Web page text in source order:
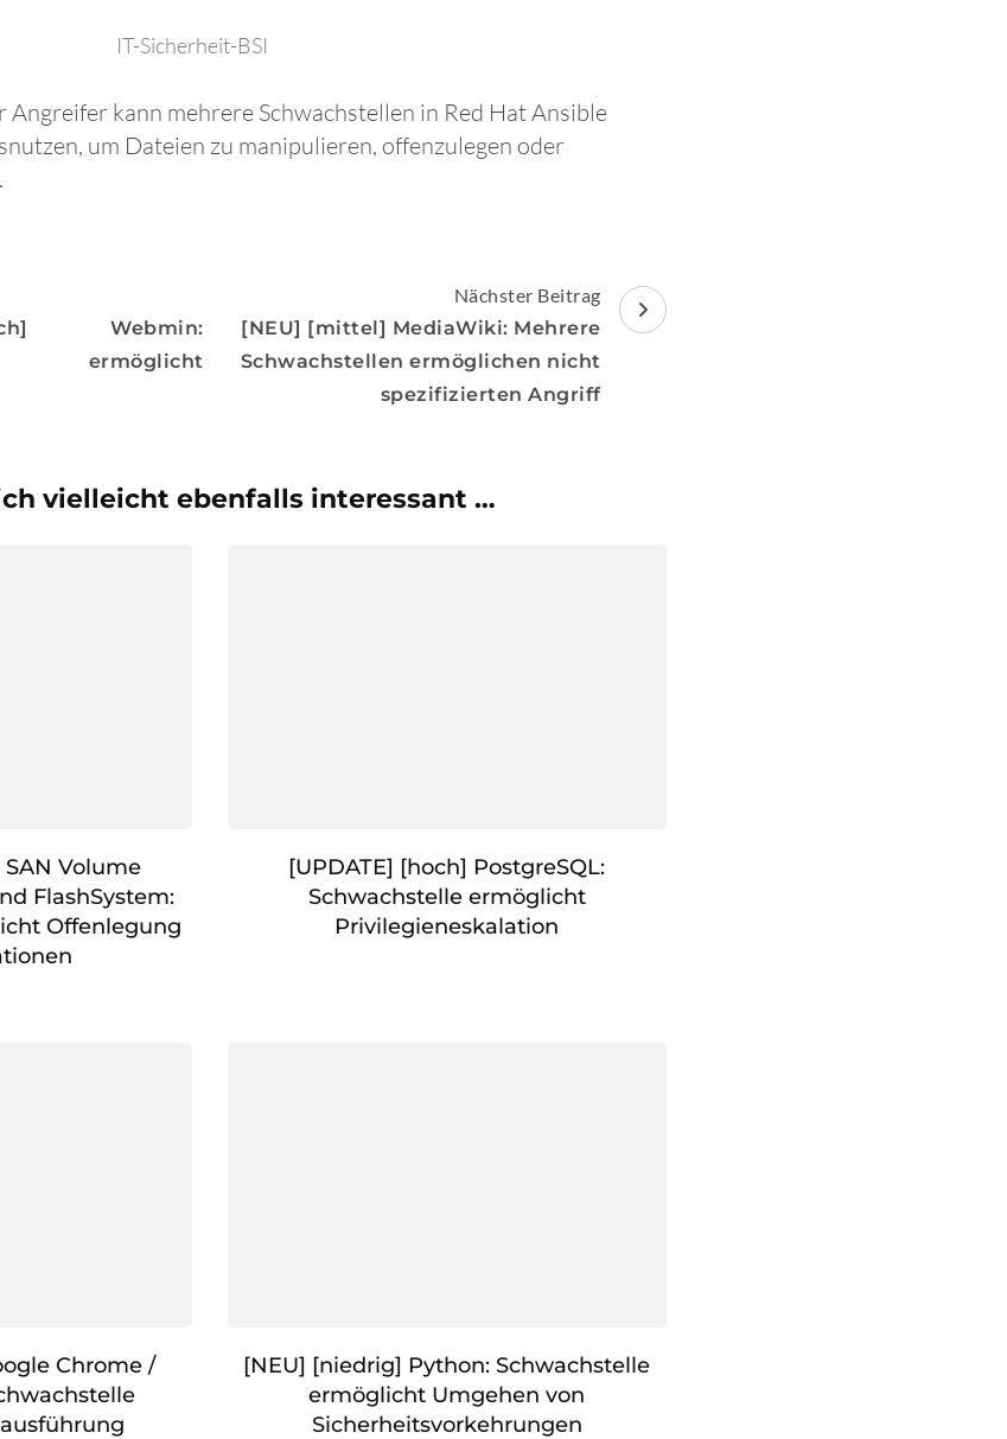
IT-Sicherheit-BSI
Angreifer kann mehrere Schwachstellen in Red Hat Ansible
um Dateien zu manipulieren, offenzulegen oder
Webmin:
ermöglicht
Nächster Beitrag
[NEU] [mittel] MediaWiki: Mehrere
Schwachstellen ermöglichen nicht
spezifizierten Angriff
vielleicht ebenfalls interessant …
Volume
FlashSystem:
Offenlegung
[UPDATE] [hoch] PostgreSQL:
Schwachstelle ermöglicht
Privilegieneskalation
Chrome /
[NEU] [niedrig] Python: Schwachstelle
ermöglicht Umgehen von
Sicherheitsvorkehrungen